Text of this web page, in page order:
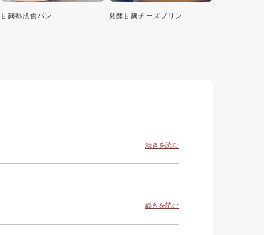
甘麹熟成食パン 発酵甘麹チーズプリン
続きを読む
続きを読む